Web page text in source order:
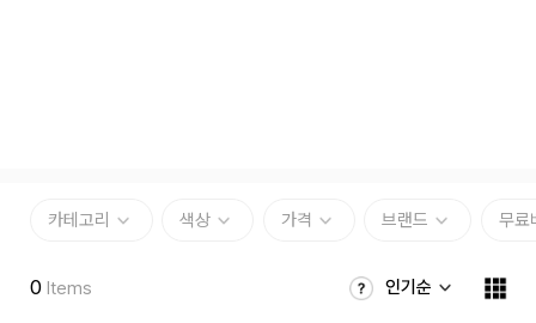
카테고리 색상 가격 브랜드 무료
0 Items 인기순